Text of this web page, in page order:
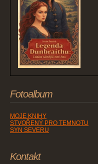
Fotoalbum
MOJE KNIHY
STVOŘENÝ PRO TEMNOTU
SYN SEVERU
Kontakt